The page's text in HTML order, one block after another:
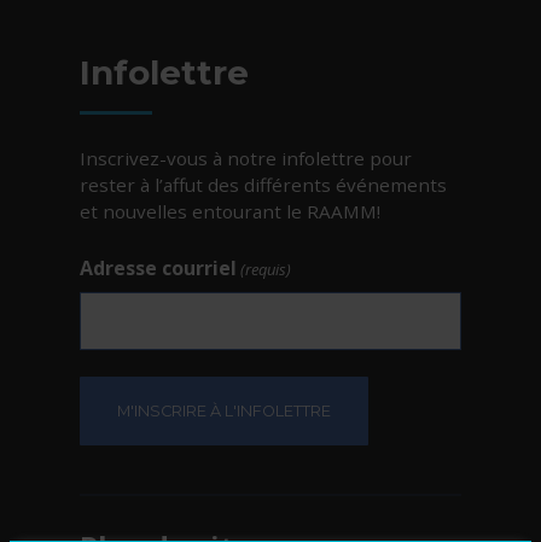
Infolettre
Inscrivez-vous à notre infolettre pour
rester à l’affut des différents événements
et nouvelles entourant le RAAMM!
Adresse courriel (requis)